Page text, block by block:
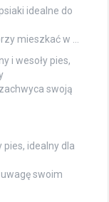
idealne do
mieszkać w …
i wesoły pies,
swoją
idealny dla
swoim